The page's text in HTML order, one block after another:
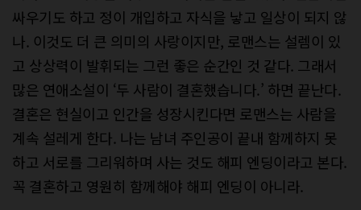
싸우기도 하고 정이 개입하고 자식을 낳고 일상이 되지 않
나. 이것도 더 큰 의미의 사랑이지만, 로맨스는 설렘이 있
고 상상력이 발휘되는 그런 좋은 순간인 것 같다. 그래서
많은 연애소설이 ‘두 사람이 결혼했습니다.’ 하면 끝난다.
결혼은 현실이고 인간을 성장시킨다면 로맨스는 사람을
계속 설레게 한다. 나는 남녀 주인공이 끝내 함께하지 못
하고 서로를 그리워하며 사는 것도 해피 엔딩이라고 본다.
꼭 결혼하고 영원히 함께해야 해피 엔딩이 아니라.